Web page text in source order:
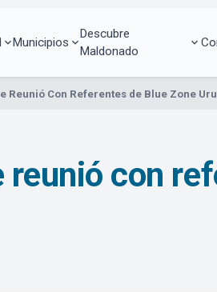
Municipios
Descubre
Maldonado
Reunió Con Referentes de Blue Zone
reunió con